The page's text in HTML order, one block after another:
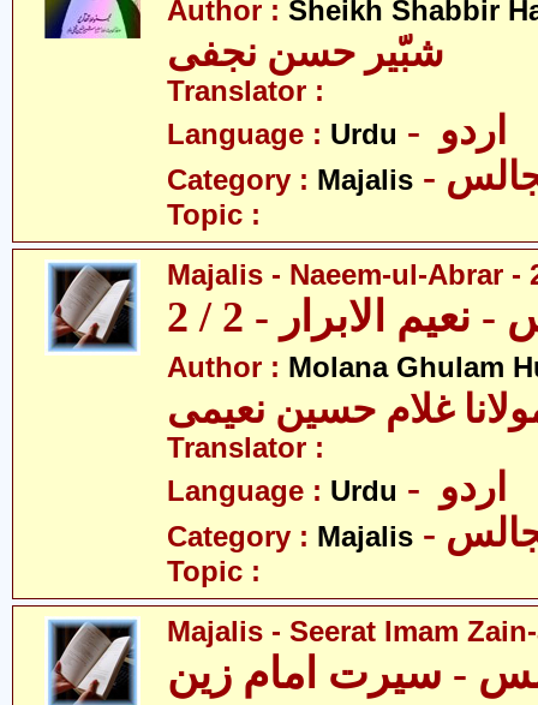
Author : Sheikh Shabbir
شبّیر حسن نجفی
Translator :
Language : Urdu
Category : Majalis
Topic :
Majalis - Naeem-ul-Abrar -
الابرار - 2 / 2
Author : Molana Ghulam
غلام حسین نعیمی
Translator :
Language : Urdu
Category : Majalis
Topic :
Majalis - Seerat Imam
- سیرت امام زین